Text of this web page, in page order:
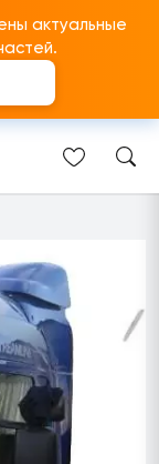
актуальные
H